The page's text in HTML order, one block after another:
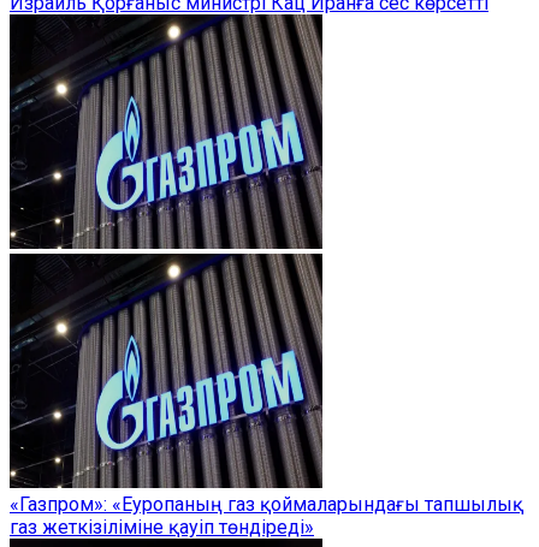
«Газпром»: «Еуропаның газ қоймаларындағы тапшылық
газ жеткізіліміне қауіп төндіреді»